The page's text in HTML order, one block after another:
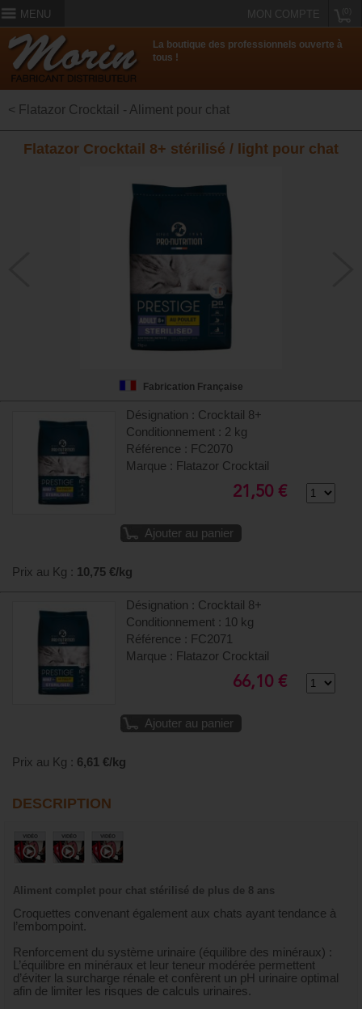
MENU MON COMPTE
La boutique des professionnels ouverte à
tous !
< Flatazor Crocktail - Aliment pour chat
Flatazor Crocktail 8+ stérilisé / light pour chat
Fabrication Française
Désignation : Crocktail 8+
Conditionnement : 2 kg
Référence : FC2070
Marque : Flatazor Crocktail
21,50 €
Ajouter au panier
Prix au Kg : 10,75 €/kg
Désignation : Crocktail 8+
Conditionnement : 10 kg
Référence : FC2071
Marque : Flatazor Crocktail
66,10 €
Ajouter au panier
Prix au Kg : 6,61 €/kg
DESCRIPTION
Aliment complet pour chat stérilisé de plus de 8 ans
Croquettes convenant également aux chats ayant tendance à
l’embompoint.
Renforcement du système urinaire (équilibre des minéraux) :
L’équilibre en minéraux et leur teneur modérée permettent
d’éviter la surcharge rénale et confèrent un pH urinaire optimal
afin de limiter les risques de calculs urinaires.